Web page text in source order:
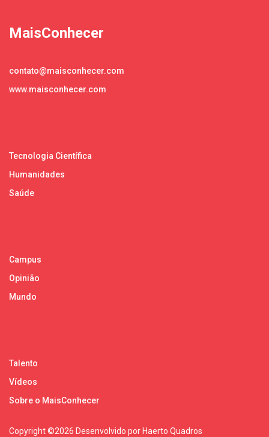
MaisConhecer
contato@maisconhecer.com
www.maisconhecer.com
Tecnologia Científica
Humanidades
Saúde
Campus
Opinião
Mundo
Talento
Vídeos
Sobre o MaisConhecer
Copyright ©2026 Desenvolvido por Haerto Quadros